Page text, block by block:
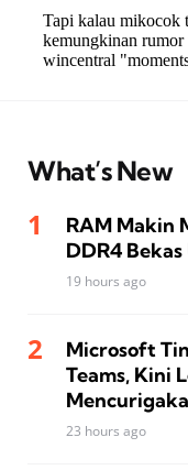
What’s New
RAM Makin
DDR4
19 hours ago
Microsoft
Teams, Kini
23 hours ago